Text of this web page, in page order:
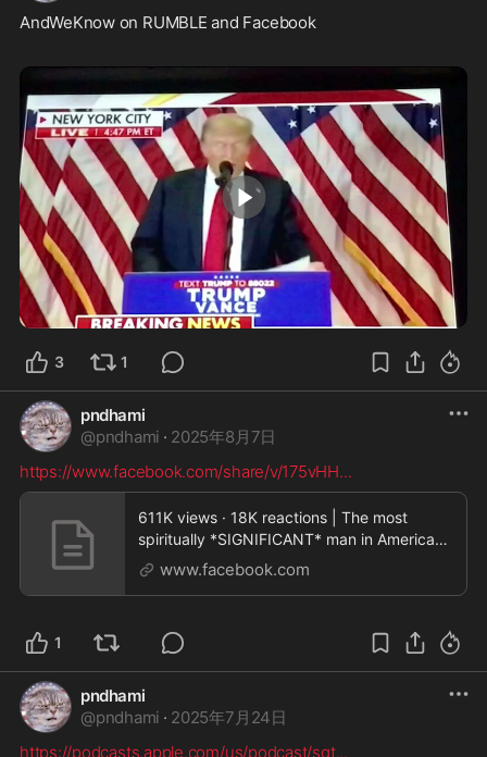
AndWeKnow on RUMBLE and Facebook
0:31
3 1
pndhami
@pndhami · 2025年8月7日
https://www.facebook.com/share/v/175vHH...
611K views · 18K reactions | The most
spiritually *SIGNIFICANT* man in American
history who you
www.facebook.com
1
pndhami
@pndhami · 2025年7月24日
https://podcasts.apple.com/us/podcast/sgt...